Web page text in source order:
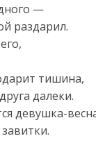
—
раздарил.
тишина,
далеки.
девушка-